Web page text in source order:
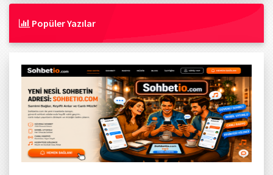
Popüler Yazılar